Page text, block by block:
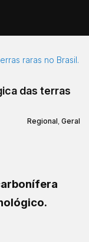
das terras
Regional, Geral